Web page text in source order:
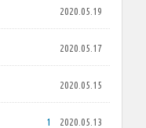
2020.05.19
2020.05.17
2020.05.15
2020.05.13
1